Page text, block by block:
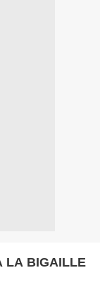
LA BIGAILLE